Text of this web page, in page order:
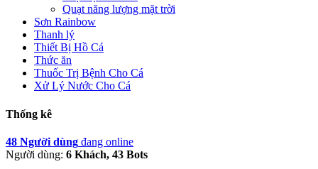
Quạt năng lượng mặt trời
Sơn Rainbow
Thanh lý
Thiết Bị Hồ Cá
Thức ăn
Thuốc Trị Bệnh Cho Cá
Xử Lý Nước Cho Cá
Thống kê
48 Người dùng đang online
Người dùng: 6 Khách, 43 Bots